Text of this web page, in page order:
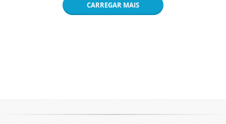
CARREGAR MAIS